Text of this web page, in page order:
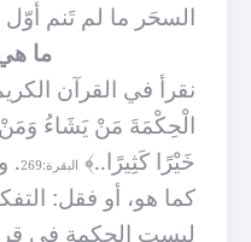
السحَر ما لم تَنم أوّل
ما
نقرأ في القرآن
الْحِكْمَةَ مَنْ يَشَاءُ
خَيْرًا كَثِيرًا..﴾ البقرة:269
.
كما هو، أو فقل:
ليست الحكمة في